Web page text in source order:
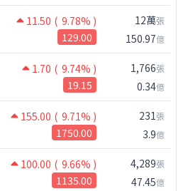
11.50 ( 9.78% )
129.00
12萬張
150.97億
1.70 ( 9.74% )
19.15
1,766張
0.34億
155.00 ( 9.71% )
1750.00
231張
3.9億
100.00 ( 9.66% )
1135.00
4,289張
47.45億